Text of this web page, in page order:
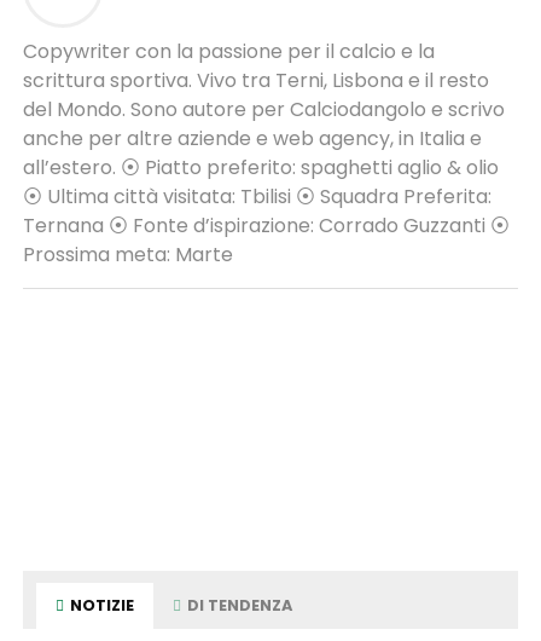
Copywriter con la passione per il calcio e la
scrittura sportiva. Vivo tra Terni, Lisbona e il resto
del Mondo. Sono autore per Calciodangolo e scrivo
anche per altre aziende e web agency, in Italia e
all’estero. ⦿ Piatto preferito: spaghetti aglio & olio
⦿ Ultima città visitata: Tbilisi ⦿ Squadra Preferita:
Ternana ⦿ Fonte d’ispirazione: Corrado Guzzanti ⦿
Prossima meta: Marte
NOTIZIE DI TENDENZA